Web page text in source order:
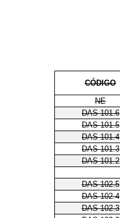
CÓDIGO
NE
DAS 101.6
DAS 101.5
DAS 101.4
DAS 101.3
DAS 101.2
DAS 102.5
DAS 102.4
DAS 102.3